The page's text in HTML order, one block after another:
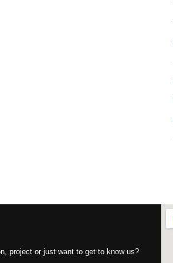
project or just want to get to know us?